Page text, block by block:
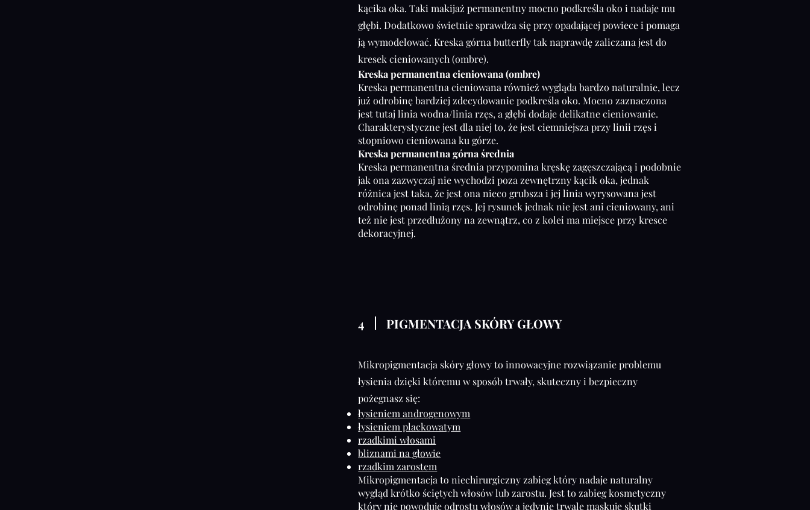
kącika oka. Taki makijaż permanentny mocno podkreśla oko i nadaje mu
głębi. Dodatkowo świetnie sprawdza się przy opadającej powiece i pomaga
ją wymodelować. Kreska górna butterfly tak naprawdę zaliczana jest do
kresek cieniowanych (ombre).
Kreska permanentna cieniowana (ombre)
Kreska permanentna cieniowana również wygląda bardzo naturalnie, lecz
już odrobinę bardziej zdecydowanie podkreśla oko. Mocno zaznaczona
jest tutaj linia wodna/linia rzęs, a głębi dodaje delikatne cieniowanie.
Charakterystyczne jest dla niej to, że jest ciemniejsza przy linii rzęs i
stopniowo cieniowana ku górze.
Kreska permanentna górna średnia
Kreska permanentna średnia przypomina kręskę zagęszczającą i podobnie
jak ona zazwyczaj nie wychodzi poza zewnętrzny kącik oka, jednak
różnica jest taka, że jest ona nieco grubsza i jej linia wyrysowana jest
odrobinę ponad linią rzęs. Jej rysunek jednak nie jest ani cieniowany, ani
też nie jest przedłużony na zewnątrz, co z kolei ma miejsce przy kresce
dekoracyjnej.
4 PIGMENTACJA SKÓRY GŁOWY
Mikropigmentacja skóry głowy to innowacyjne rozwiązanie problemu
łysienia dzięki któremu w sposób trwały, skuteczny i bezpieczny
pożegnasz się:
łysieniem androgenowym
łysieniem plackowatym
rzadkimi włosami
bliznami na głowie
rzadkim zarostem
Mikropigmentacja to niechirurgiczny zabieg który nadaje naturalny
wygląd krótko ściętych włosów lub zarostu. Jest to zabieg kosmetyczny
który nie powoduje odrostu włosów a jedynie trwale maskuje skutki